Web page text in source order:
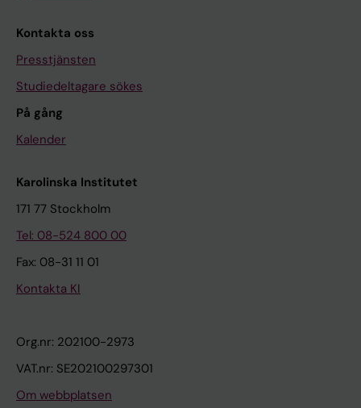
Kontakta oss
Presstjänsten
Studiedeltagare sökes
På gång
Kalender
Karolinska Institutet
171 77 Stockholm
Tel: 08-524 800 00
Fax: 08-31 11 01
Kontakta KI
Org.nr: 202100-2973
VAT.nr: SE202100297301
Om webbplatsen